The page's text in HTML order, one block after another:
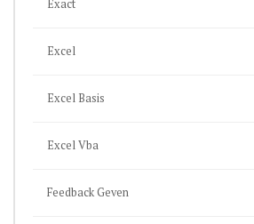
Exact
Excel
Excel Basis
Excel Vba
Feedback Geven